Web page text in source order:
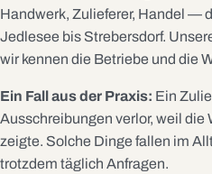
Handwerk, Zulieferer, Handel —
Jedlesee bis Strebersdorf.
wir kennen die Betriebe und die
Ein Fall aus der Praxis: Ein
Ausschreibungen verlor, weil die
zeigte. Solche Dinge fallen im
trotzdem täglich Anfragen.